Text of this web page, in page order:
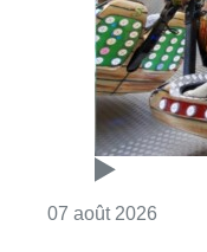
07 août 2026